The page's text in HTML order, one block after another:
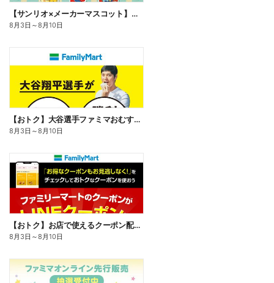
【サンリオ×メーカーマスコット】オリジナルグッズ貰える!
8月3日 ～8月10日
【おトク】大谷選手ファミマおむすび割
8月3日 ～8月10日
【おトク】お店で使えるクーポン配信中
8月3日 ～8月10日